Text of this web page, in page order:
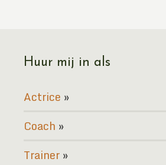
Huur mij in als
Actrice
Coach
Trainer